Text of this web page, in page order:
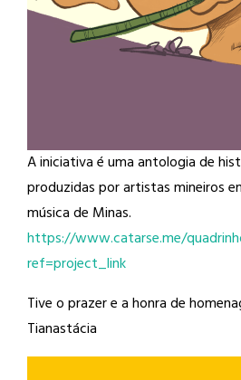
A iniciativa é uma antologia de
produzidas por artistas mineiros
música de Minas.
https://www.catarse.me/
ref=project_link
Tive o prazer e a honra de
Tianastácia